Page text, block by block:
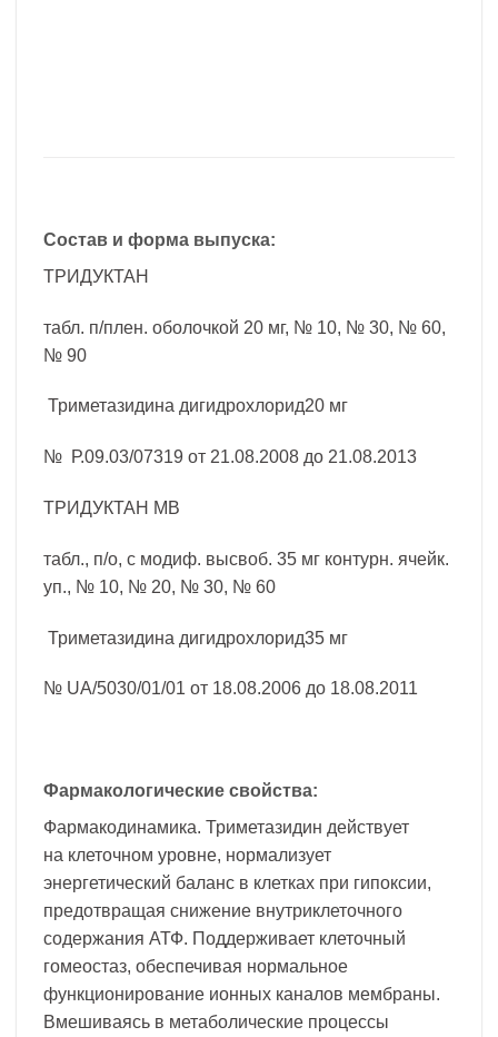
Состав и форма выпуска:
ТРИДУКТАН
табл. п/плен. оболочкой 20 мг, № 10, № 30, № 60,
№ 90
Триметазидина дигидрохлорид20 мг
№ Р.09.03/07319 от 21.08.2008 до 21.08.2013
ТРИДУКТАН МВ
табл., п/о, с модиф. высвоб. 35 мг контурн. ячейк.
уп., № 10, № 20, № 30, № 60
Триметазидина дигидрохлорид35 мг
№ UA/5030/01/01 от 18.08.2006 до 18.08.2011
Фармакологические свойства:
Фармакодинамика. Триметазидин действует
на клеточном уровне, нормализует
энергетический баланс в клетках при гипоксии,
предотвращая снижение внутриклеточного
содержания АТФ. Поддерживает клеточный
гомеостаз, обеспечивая нормальное
функционирование ионных каналов мембраны.
Вмешиваясь в метаболические процессы